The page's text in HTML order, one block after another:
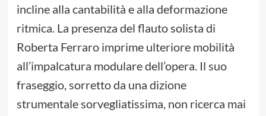
incline alla cantabilità e alla deformazione
ritmica. La presenza del flauto solista di
Roberta Ferraro imprime ulteriore mobilità
all’impalcatura modulare dell’opera. Il suo
fraseggio, sorretto da una dizione
strumentale sorvegliatissima, non ricerca mai